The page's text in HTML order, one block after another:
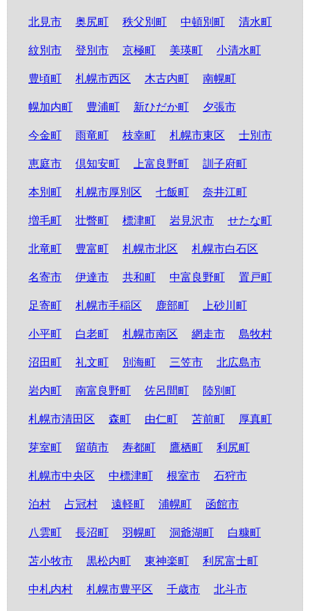
北見市 奥尻町 秩父別町 中頓別町 清水町
紋別市 登別市 京極町 美瑛町 小清水町
豊頃町 札幌市西区 木古内町 南幌町
幌加内町 豊浦町 新ひだか町 夕張市
今金町 雨竜町 枝幸町 札幌市東区 士別市
恵庭市 倶知安町 上富良野町 訓子府町
本別町 札幌市厚別区 七飯町 奈井江町
増毛町 壮瞥町 標津町 岩見沢市 せたな町
北竜町 豊富町 札幌市北区 札幌市白石区
名寄市 伊達市 共和町 中富良野町 置戸町
足寄町 札幌市手稲区 鹿部町 上砂川町
小平町 白老町 札幌市南区 網走市 島牧村
沼田町 礼文町 別海町 三笠市 北広島市
岩内町 南富良野町 佐呂間町 陸別町
札幌市清田区 森町 由仁町 苫前町 厚真町
芽室町 留萌市 寿都町 鷹栖町 利尻町
札幌市中央区 中標津町 根室市 石狩市
泊村 占冠村 遠軽町 浦幌町 函館市
八雲町 長沼町 羽幌町 洞爺湖町 白糠町
苫小牧市 黒松内町 東神楽町 利尻富士町
中札内村 札幌市豊平区 千歳市 北斗市